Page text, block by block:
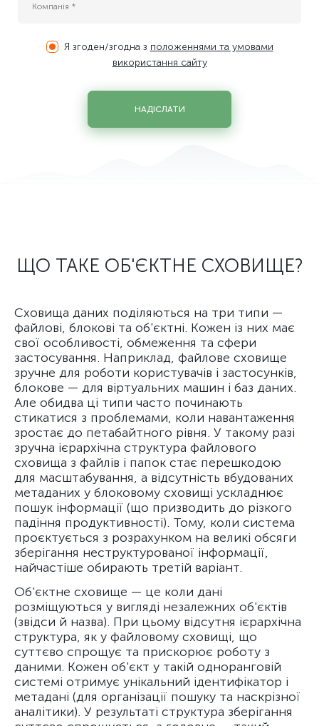
Я згоден/згодна з положеннями та умовами
використання сайту
НАДІСЛАТИ
ЩО ТАКЕ ОБ'ЄКТНЕ СХОВИЩЕ?
Сховища даних поділяються на три типи —
файлові, блокові та об'єктні. Кожен із них має
свої особливості, обмеження та сфери
застосування. Наприклад, файлове сховище
зручне для роботи користувачів і застосунків,
блокове — для віртуальних машин і баз даних.
Але обидва ці типи часто починають
стикатися з проблемами, коли навантаження
зростає до петабайтного рівня. У такому разі
зручна ієрархічна структура файлового
сховища з файлів і папок стає перешкодою
для масштабування, а відсутність вбудованих
метаданих у блоковому сховищі ускладнює
пошук інформації (що призводить до різкого
падіння продуктивності). Тому, коли система
проєктується з розрахунком на великі обсяги
зберігання неструктурованої інформації,
найчастіше обирають третій варіант.
Об'єктне сховище — це коли дані
розміщуються у вигляді незалежних об'єктів
(звідси й назва). При цьому відсутня ієрархічна
структура, як у файловому сховищі, що
суттєво спрощує та прискорює роботу з
даними. Кожен об'єкт у такій одноранговій
системі отримує унікальний ідентифікатор і
метадані (для організації пошуку та наскрізної
аналітики). У результаті структура зберігання